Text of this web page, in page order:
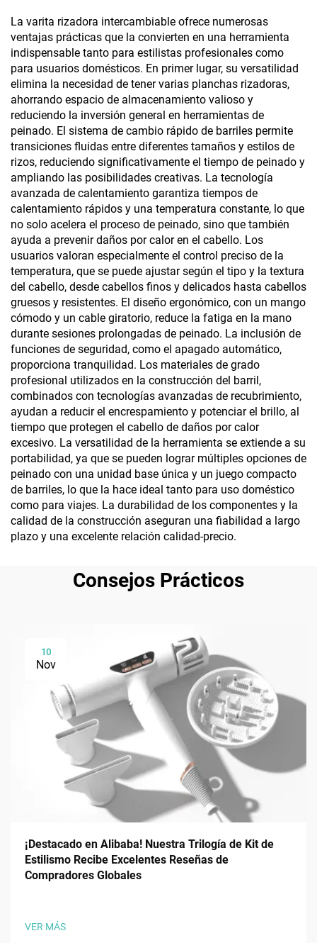
La varita rizadora intercambiable ofrece numerosas
ventajas prácticas que la convierten en una herramienta
indispensable tanto para estilistas profesionales como
para usuarios domésticos. En primer lugar, su versatilidad
elimina la necesidad de tener varias planchas rizadoras,
ahorrando espacio de almacenamiento valioso y
reduciendo la inversión general en herramientas de
peinado. El sistema de cambio rápido de barriles permite
transiciones fluidas entre diferentes tamaños y estilos de
rizos, reduciendo significativamente el tiempo de peinado y
ampliando las posibilidades creativas. La tecnología
avanzada de calentamiento garantiza tiempos de
calentamiento rápidos y una temperatura constante, lo que
no solo acelera el proceso de peinado, sino que también
ayuda a prevenir daños por calor en el cabello. Los
usuarios valoran especialmente el control preciso de la
temperatura, que se puede ajustar según el tipo y la textura
del cabello, desde cabellos finos y delicados hasta cabellos
gruesos y resistentes. El diseño ergonómico, con un mango
cómodo y un cable giratorio, reduce la fatiga en la mano
durante sesiones prolongadas de peinado. La inclusión de
funciones de seguridad, como el apagado automático,
proporciona tranquilidad. Los materiales de grado
profesional utilizados en la construcción del barril,
combinados con tecnologías avanzadas de recubrimiento,
ayudan a reducir el encrespamiento y potenciar el brillo, al
tiempo que protegen el cabello de daños por calor
excesivo. La versatilidad de la herramienta se extiende a su
portabilidad, ya que se pueden lograr múltiples opciones de
peinado con una unidad base única y un juego compacto
de barriles, lo que la hace ideal tanto para uso doméstico
como para viajes. La durabilidad de los componentes y la
calidad de la construcción aseguran una fiabilidad a largo
plazo y una excelente relación calidad-precio.
Consejos Prácticos
10
Nov
¡Destacado en Alibaba! Nuestra Trilogía de Kit de
Estilismo Recibe Excelentes Reseñas de
Compradores Globales
VER MÁS